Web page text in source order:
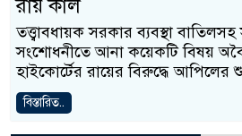
রায় কাল
তত্ত্বাবধায়ক সরকার ব্যবস্থা
সংশোধনীতে আনা কয়েকটি বিষয়
হাইকোর্টের রায়ের বিরুদ্ধে আপিলের
বিস্তারিত..